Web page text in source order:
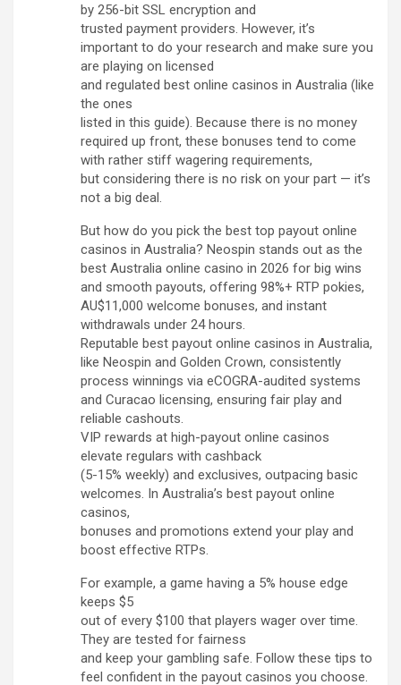
by 256-bit SSL encryption and
trusted payment providers. However, it’s
important to do your research and make sure you
are playing on licensed
and regulated best online casinos in Australia (like
the ones
listed in this guide). Because there is no money
required up front, these bonuses tend to come
with rather stiff wagering requirements,
but considering there is no risk on your part — it’s
not a big deal.
But how do you pick the best top payout online
casinos in Australia? Neospin stands out as the
best Australia online casino in 2026 for big wins
and smooth payouts, offering 98%+ RTP pokies,
AU$11,000 welcome bonuses, and instant
withdrawals under 24 hours.
Reputable best payout online casinos in Australia,
like Neospin and Golden Crown, consistently
process winnings via eCOGRA-audited systems
and Curacao licensing, ensuring fair play and
reliable cashouts.
VIP rewards at high-payout online casinos
elevate regulars with cashback
(5-15% weekly) and exclusives, outpacing basic
welcomes. In Australia’s best payout online
casinos,
bonuses and promotions extend your play and
boost effective RTPs.
For example, a game having a 5% house edge
keeps $5
out of every $100 that players wager over time.
They are tested for fairness
and keep your gambling safe. Follow these tips to
feel confident in the payout casinos you choose.